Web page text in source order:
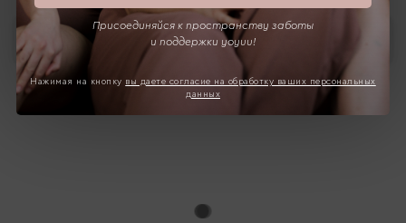
Присоединяйся к пространству заботы
и поддержки yoyuu!
Нажимая на кнопку вы даете согласие на обработку ваших персональных
данных
Выбрать